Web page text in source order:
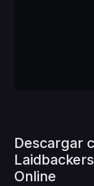
Descargar
Laidbackers
Online